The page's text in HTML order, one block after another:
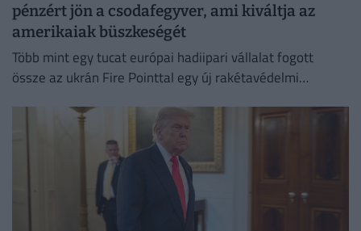
pénzért jön a csodafegyver, ami kiváltja az
amerikaiak büszkeségét
Több mint egy tucat európai hadiipari vállalat fogott
össze az ukrán Fire Pointtal egy új rakétavédelmi